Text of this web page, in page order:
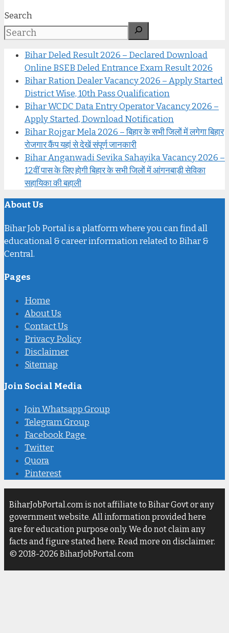
Search
Bihar Deled Result 2026 – Declared Download
Online BSEB Deled Entrance Exam Result 2026
Bihar Ration Dealer Vacancy 2026 – Apply Started
District Wise, 10th Pass Qualification
Bihar WCDC Data Entry Operator Vacancy 2026 –
Apply Started, Download Notification
Bihar Rojgar Mela 2026 – बिहार के सभी जिलों में लगेगा बिहार
रोजगार कैंप यहां से देखें संपूर्ण जानकारी
Bihar Anganwadi Sevika Sahayika Vacancy 2026 –
12वीं पास के लिए होगी बिहार के सभी जिलों में आंगनबाड़ी सेविका
सहायिका की बहाली
About Us
Bihar Job Portal is a platform where you can find all
educational & career information related to Bihar &
Central.
Pages
Home
About Us
Contact Us
Privacy Policy
Disclaimer
Sitemap
Join Social Media
Join Whatsapp Group
Telegram Group
Facebook Page
Twitter
Quora
Pinterest
BiharJobPortal.com is not affiliate to Bihar Govt or any
government website. All information provided here
are for education purpose only. We do not claim any
facts and figure stated here. Read more on disclaimer.
© 2018-2026 BiharJobPortal.com